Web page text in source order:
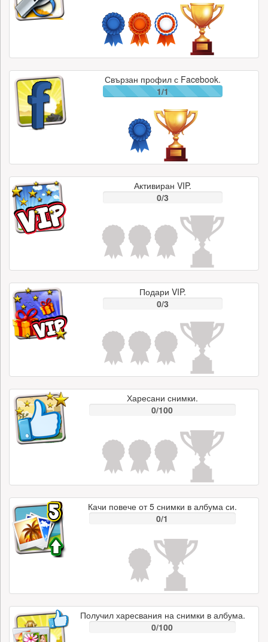
Свързан профил с Facebook.
1/1
Активиран VIP.
0/3
Подари VIP.
0/3
Харесани снимки.
0/100
Качи повече от 5 снимки в албума си.
0/1
Получил харесвания на снимки в албума.
0/100